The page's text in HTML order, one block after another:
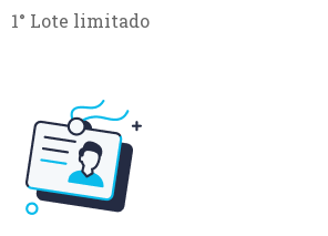
1° Lote limitado